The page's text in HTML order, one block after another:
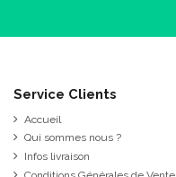
Service Clients
Accueil
Qui sommes nous ?
Infos livraison